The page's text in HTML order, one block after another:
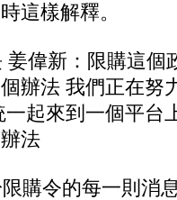
這樣解釋。
偉新：限購這個
辦法 我們正在努
起來到一個平台
法
購令的每一則消